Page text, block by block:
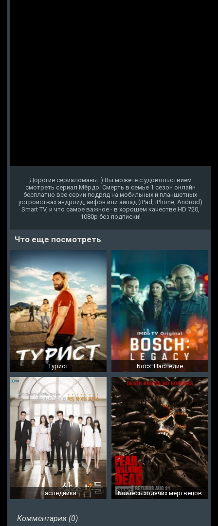
Дорогие сериаломаны :) Вы можете с удовольствием
смотреть сериал Мёрдо: Смерть в семье 1 сезон онлайн
бесплатно все серии подряд на мобильных и планшетных
устройствах андроид, айфон или айпад (iPad, iPhone, Android)
Smart TV, и что самое важное - в хорошем качестве HD 720,
1080p без подписки!
Что еще посмотреть
Турист Босх: Наследие
Наследники Бойтесь ходячих мертвецов
Комментарии (0)